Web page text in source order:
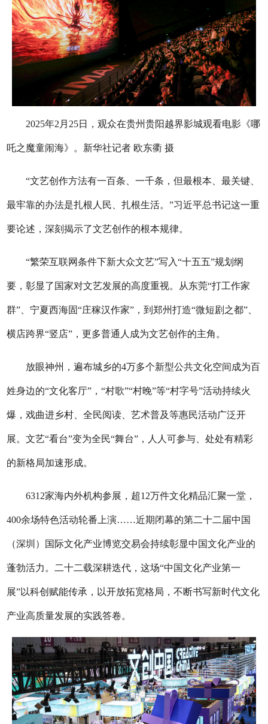
2025年2月25日，观众在贵州贵阳越界影城观看电影《哪
吒之魔童闹海》。新华社记者 欧东衢 摄
“文艺创作方法有一百条、一千条，但最根本、最关键、
最牢靠的办法是扎根人民、扎根生活。”习近平总书记这一重
要论述，深刻揭示了文艺创作的根本规律。
“繁荣互联网条件下新大众文艺”写入“十五五”规划纲
要，彰显了国家对文艺发展的高度重视。从东莞“打工作家
群”、宁夏西海固“庄稼汉作家”，到郑州打造“微短剧之都”、
横店跨界“竖店”，更多普通人成为文艺创作的主角。
放眼神州，遍布城乡的4万多个新型公共文化空间成为百
姓身边的“文化客厅”，“村歌”“村晚”等“村字号”活动持续火
爆，戏曲进乡村、全民阅读、艺术普及等惠民活动广泛开
展。文艺“看台”变为全民“舞台”，人人可参与、处处有精彩
的新格局加速形成。
6312家海内外机构参展，超12万件文化精品汇聚一堂，
400余场特色活动轮番上演……近期闭幕的第二十二届中国
（深圳）国际文化产业博览交易会持续彰显中国文化产业的
蓬勃活力。二十二载深耕迭代，这场“中国文化产业第一
展”以科创赋能传承，以开放拓宽格局，不断书写新时代文化
产业高质量发展的实践答卷。